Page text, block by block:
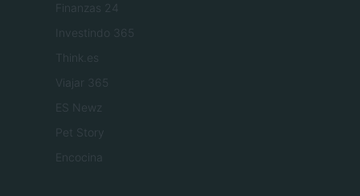
Finanzas 24
Investindo 365
Think.es
Viajar 365
ES Newz
Pet Story
Encocina